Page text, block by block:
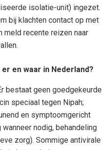
isolatie-unit) ingezet.
bij klachten contact op met
meld recente reizen naar
en waar in Nederland?
bestaat geen goedgekeurde
speciaal tegen Nipah;
en symptoomgericht
nodig, behandeling
zorg). Sommige antivirale